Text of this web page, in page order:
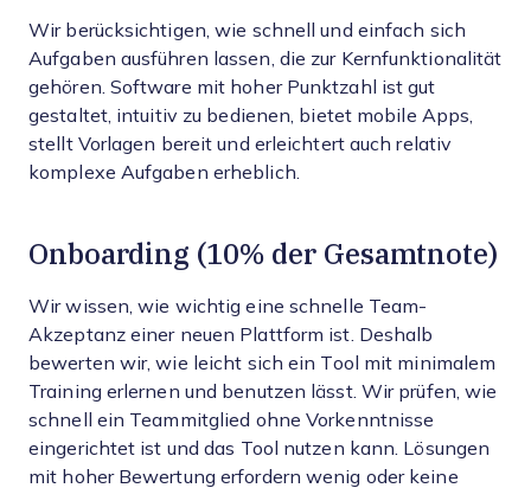
Wir berücksichtigen, wie schnell und einfach sich
Aufgaben ausführen lassen, die zur Kernfunktionalität
gehören. Software mit hoher Punktzahl ist gut
gestaltet, intuitiv zu bedienen, bietet mobile Apps,
stellt Vorlagen bereit und erleichtert auch relativ
komplexe Aufgaben erheblich.
Onboarding (10% der Gesamtnote)
Wir wissen, wie wichtig eine schnelle Team-
Akzeptanz einer neuen Plattform ist. Deshalb
bewerten wir, wie leicht sich ein Tool mit minimalem
Training erlernen und benutzen lässt. Wir prüfen, wie
schnell ein Teammitglied ohne Vorkenntnisse
eingerichtet ist und das Tool nutzen kann. Lösungen
mit hoher Bewertung erfordern wenig oder keine